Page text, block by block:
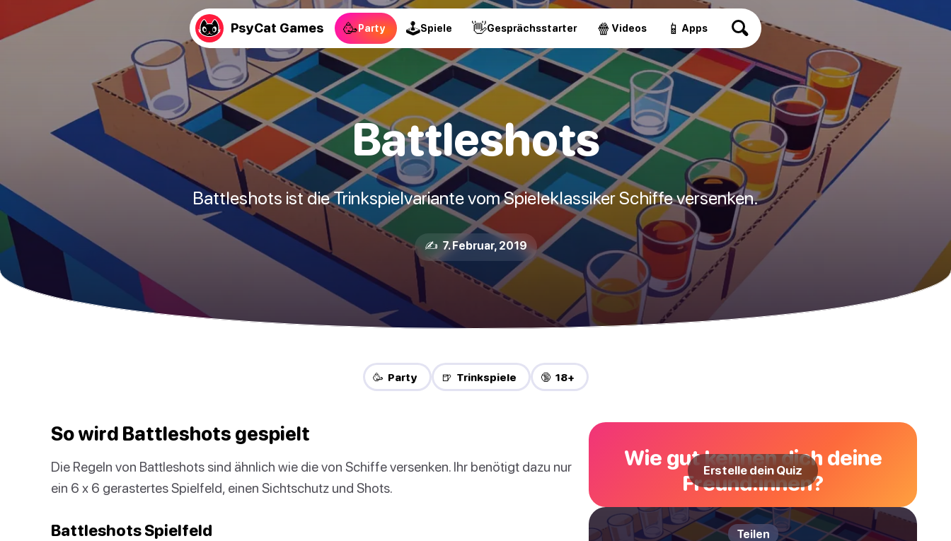
PsyCat Games 🥳Party 🕹Spiele 👋Gesprächsstarter 🍿 Videos 📱 Apps
Battleshots
Battleshots ist die Trinkspielvariante vom Spieleklassiker Schiffe versenken.
✍️ 7. Februar, 2019
🥳 Party 🍺 Trinkspiele 🔞 18+
So wird Battleshots gespielt
Die Regeln von Battleshots sind ähnlich wie die von Schiffe versenken. Ihr benötigt dazu nur
ein 6 x 6 gerastertes Spielfeld, einen Sichtschutz und Shots.
Battleshots Spielfeld
Wie gut kennen dich deine
Freund:innen?
Erstelle dein Quiz
Teilen